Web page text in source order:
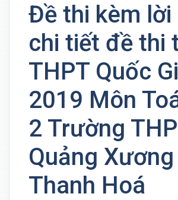
Đề thi kèm lời
chi tiết đề thi
THPT Quốc
2019 Môn
2 Trường
Quảng
Thanh Hoá